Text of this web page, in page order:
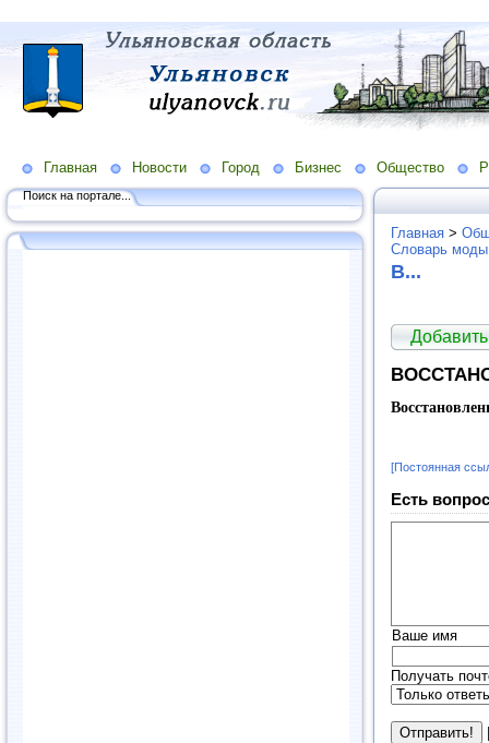
Главная Новости Город Бизнес Общество
Поиск на портале...
Главная >
Словарь
В...
[Постоянная
Есть
Ваше имя
Получать